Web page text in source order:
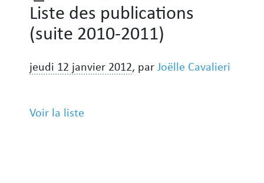
Liste des publications
(suite 2010-2011)
jeudi 12 janvier 2012, par Joëlle Cavalieri
Voir la liste